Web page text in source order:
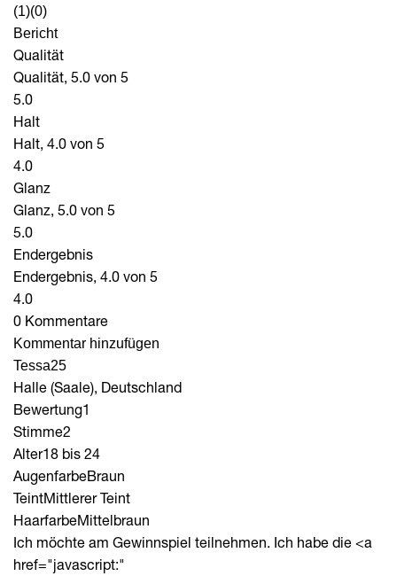
(1)(0)
Bericht
Qualität
Qualität, 5.0 von 5
5.0
Halt
Halt, 4.0 von 5
4.0
Glanz
Glanz, 5.0 von 5
5.0
Endergebnis
Endergebnis, 4.0 von 5
4.0
0 Kommentare
Kommentar hinzufügen
Tessa25
Halle (Saale), Deutschland
Bewertung1
Stimme2
Alter18 bis 24
AugenfarbeBraun
TeintMittlerer Teint
HaarfarbeMittelbraun
Ich möchte am Gewinnspiel teilnehmen. Ich habe die <a
href="javascript:"